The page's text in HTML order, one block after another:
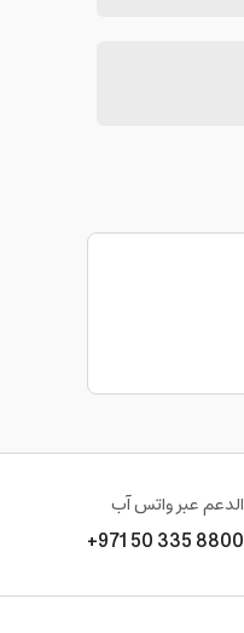
الدعم عبر واتس آب
+971 50 335 8800